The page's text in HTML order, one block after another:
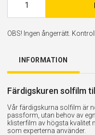
OBS! Ingen ångerrätt.
INFORMATION
Färdigskuren solfilm
Vår färdigskurna solfilm är
passform, utan behov av
klisterfilm av högsta kvalitet
som experterna använder.